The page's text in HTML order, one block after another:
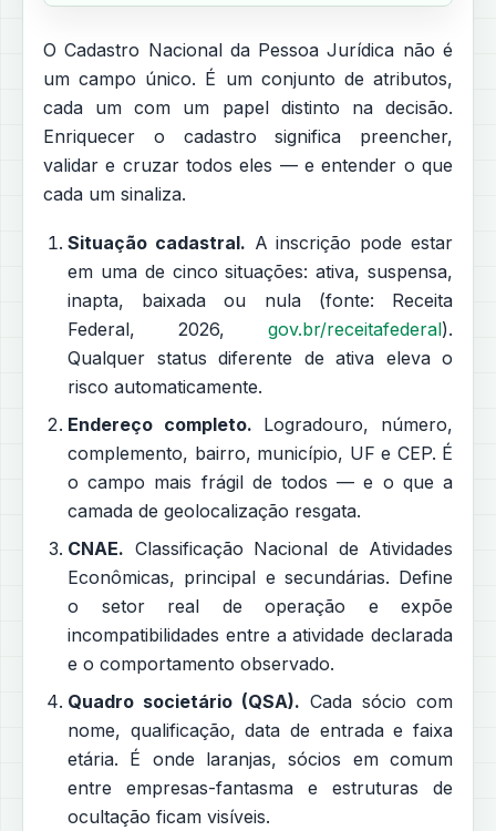
O Cadastro Nacional da Pessoa Jurídica não é
um campo único. É um conjunto de atributos,
cada um com um papel distinto na decisão.
Enriquecer o cadastro significa preencher,
validar e cruzar todos eles — e entender o que
cada um sinaliza.
Situação cadastral. A inscrição pode estar
em uma de cinco situações: ativa, suspensa,
inapta, baixada ou nula (fonte: Receita
Federal, 2026, gov.br/receitafederal).
Qualquer status diferente de ativa eleva o
risco automaticamente.
Endereço completo. Logradouro, número,
complemento, bairro, município, UF e CEP. É
o campo mais frágil de todos — e o que a
camada de geolocalização resgata.
CNAE. Classificação Nacional de Atividades
Econômicas, principal e secundárias. Define
o setor real de operação e expõe
incompatibilidades entre a atividade declarada
e o comportamento observado.
Quadro societário (QSA). Cada sócio com
nome, qualificação, data de entrada e faixa
etária. É onde laranjas, sócios em comum
entre empresas-fantasma e estruturas de
ocultação ficam visíveis.